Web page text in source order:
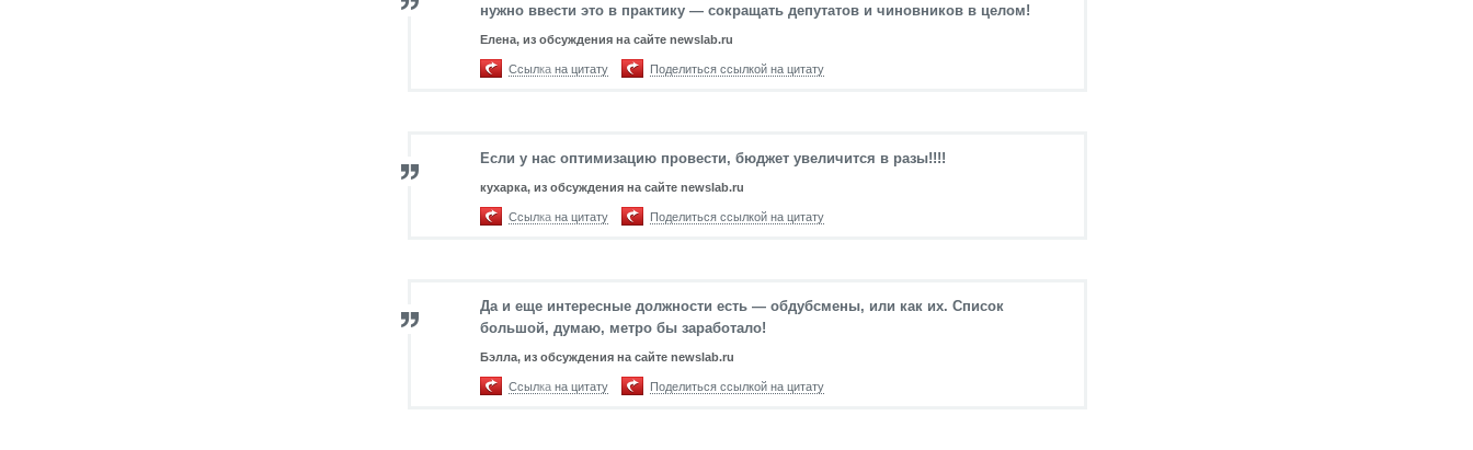
нужно ввести это в практику — сокращать депутатов и чиновников в целом!
Елена, из обсуждения на сайте newslab.ru
Ссылка на цитату Поделиться ссылкой на цитату
Если у нас оптимизацию провести, бюджет увеличится в разы!!!!
кухарка, из обсуждения на сайте newslab.ru
Ссылка на цитату Поделиться ссылкой на цитату
Да и еще интересные должности есть — обдубсмены, или как их. Список
большой, думаю, метро бы заработало!
Бэлла, из обсуждения на сайте newslab.ru
Ссылка на цитату Поделиться ссылкой на цитату